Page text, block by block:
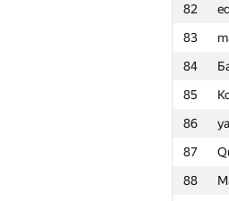
82
83
84
85
86
87
88
59
60
61
62
63
64
65